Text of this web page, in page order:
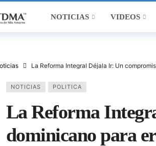
NOTICIAS VIDEOS
La Reforma Integral Déjala Ir: Un
NOTICIAS POLITICA
La Reforma
dominicano para